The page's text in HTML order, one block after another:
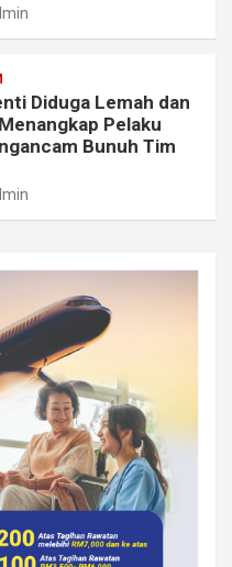
Diduga Lemah dan
Pelaku
Bunuh Tim